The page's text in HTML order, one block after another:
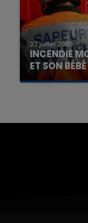
23 juillet 2026
INCENDIE
ET SON
Un homme